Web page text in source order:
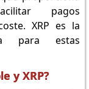
pagos
XRP es la
para estas
y XRP?